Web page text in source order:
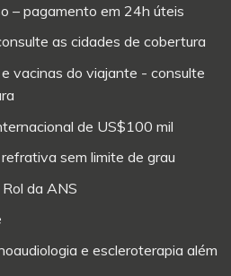
– pagamento em 24h úteis
as cidades de cobertura
vacinas do viajante - consulte
de US$100 mil
sem limite de grau
da ANS
e escleroterapia além